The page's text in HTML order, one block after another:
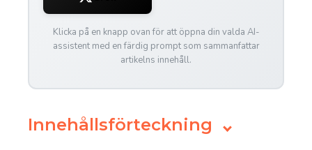
Klicka på en knapp ovan för att öppna din valda AI-
assistent med en färdig prompt som sammanfattar
artikelns innehåll.
Innehållsförteckning